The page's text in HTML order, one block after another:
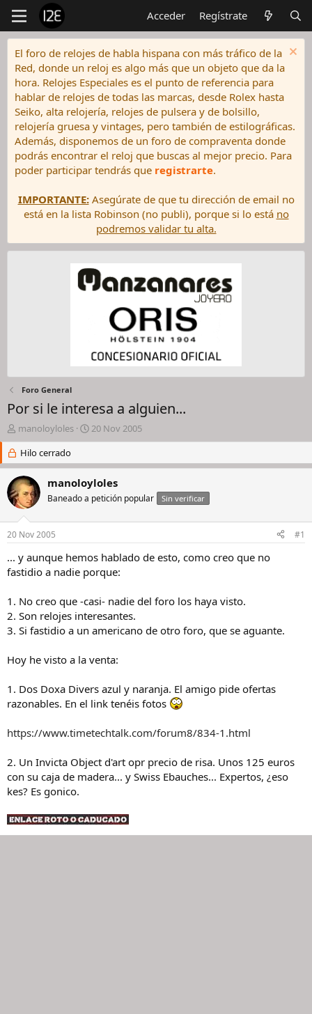
Acceder Regístrate
El foro de relojes de habla hispana con más tráfico de la
Red, donde un reloj es algo más que un objeto que da la
hora. Relojes Especiales es el punto de referencia para
hablar de relojes de todas las marcas, desde Rolex hasta
Seiko, alta relojería, relojes de pulsera y de bolsillo,
relojería gruesa y vintages, pero también de estilográficas.
Además, disponemos de un foro de compraventa donde
podrás encontrar el reloj que buscas al mejor precio. Para
poder participar tendrás que registrarte.
IMPORTANTE:Asegúrate de que tu dirección de email no
está en la lista Robinson (no publi), porque si lo está no
podremos validar tu alta.
Foro General
Por si le interesa a alguien...
I
n
c
i
a
d
o
d
e
l
h
o
manoloyloles
F
e
h
a
d
e
i
c
i
o
20 Nov 2005
Hilo cerrado
manoloyloles
Baneado a petición popular Sin verificar
20 Nov 2005 #1
... y aunque hemos hablado de esto, como creo que no
fastidio a nadie porque:
1. No creo que -casi- nadie del foro los haya visto.
2. Son relojes interesantes.
3. Si fastidio a un americano de otro foro, que se aguante.
Hoy he visto a la venta:
1. Dos Doxa Divers azul y naranja. El amigo pide ofertas
razonables. En el link tenéis fotos
https://www.timetechtalk.com/forum8/834-1.html
2. Un Invicta Object d'art opr precio de risa. Unos 125 euros
con su caja de madera... y Swiss Ebauches... Expertos, ¿eso
kes? Es gonico.